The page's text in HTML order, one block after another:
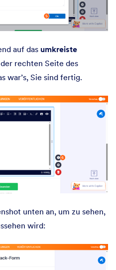
auf das umkreiste
rechten Seite des
war’s, Sie sind fertig.
unten an, um zu sehen,
wird: